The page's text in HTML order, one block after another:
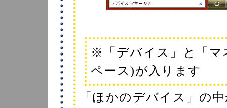
※「デバイス」と「マ
ペース)が入ります
「ほかのデバイス」の